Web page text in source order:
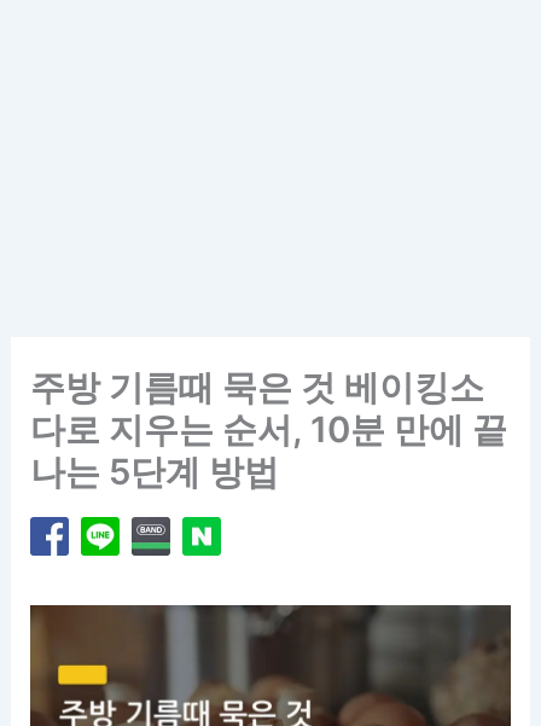
주방 기름때 묵은 것 베이킹소
다로 지우는 순서, 10분 만에 끝
나는 5단계 방법